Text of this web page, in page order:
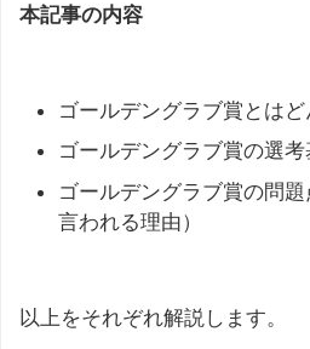
本記事の内容
ゴールデングラブ賞とはど
ゴールデングラブ賞の選
ゴールデングラブ賞の問
言われる理由）
以上をそれぞれ解説します。